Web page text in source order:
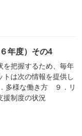
年度）その4
を把握するため、毎年
は次の情報を提供し
多様な働き方 ９．リ
援制度の状況